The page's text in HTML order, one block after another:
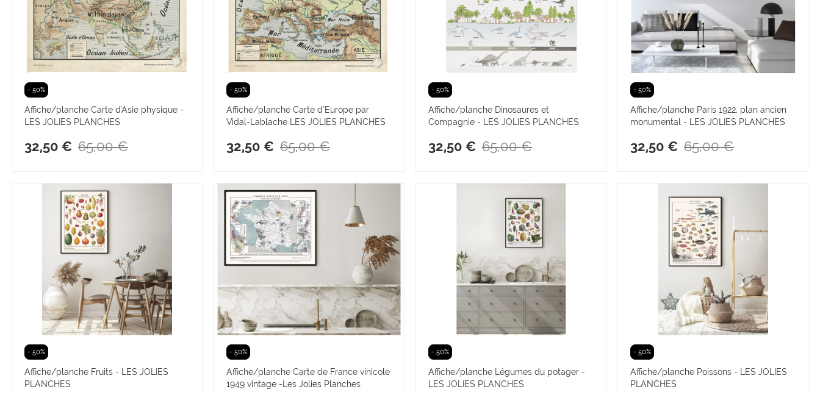
- 50%
Affiche/planche Carte d'Asie physique -
LES JOLIES PLANCHES
32,50 € 65,00 €
- 50%
Affiche/planche Carte d’Europe par
Vidal-Lablache LES JOLIES PLANCHES
32,50 € 65,00 €
- 50%
Affiche/planche Dinosaures et
Compagnie - LES JOLIES PLANCHES
32,50 € 65,00 €
- 50%
Affiche/planche Paris 1922, plan ancien
monumental - LES JOLIES PLANCHES
32,50 € 65,00 €
- 50%
Affiche/planche Fruits - LES JOLIES
PLANCHES
- 50%
Affiche/planche Carte de France vinicole
1949 vintage -Les Jolies Planches
- 50%
Affiche/planche Légumes du potager -
LES JOLIES PLANCHES
- 50%
Affiche/planche Poissons - LES JOLIES
PLANCHES